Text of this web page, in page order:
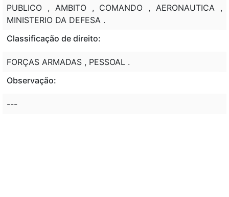
PUBLICO , AMBITO , COMANDO , AERONAUTICA ,
MINISTERIO DA DEFESA .
Classificação de direito:
FORÇAS ARMADAS , PESSOAL .
Observação:
---